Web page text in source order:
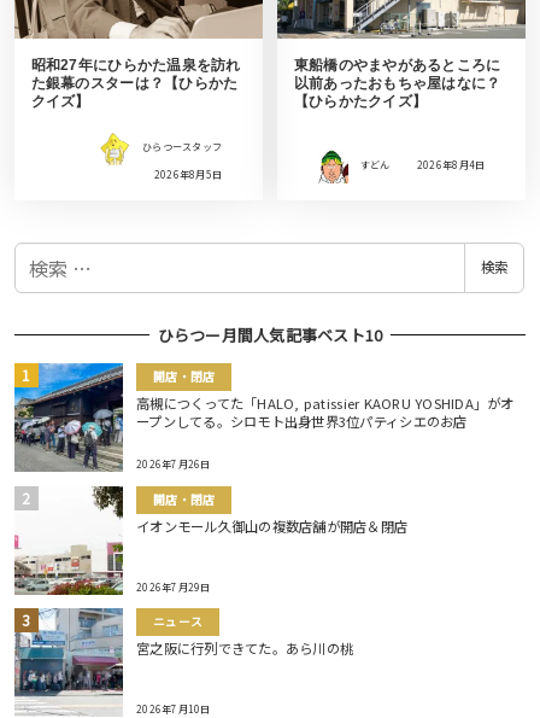
昭和27年にひらかた温泉を訪れ
た銀幕のスターは？【ひらかた
クイズ】
ひらつースタッフ
2026年8月5日
東船橋のやまやがあるところに
以前あったおもちゃ屋はなに？
【ひらかたクイズ】
すどん 2026年8月4日
検
検索
ひらつー月間人気記事ベスト10
開店・閉店
高槻につくってた「HALO, patissier KAORU YOSHIDA」がオ
ープンしてる。シロモト出身世界3位パティシエのお店
2026年7月26日
開店・閉店
イオンモール久御山の複数店舗が開店＆閉店
2026年7月29日
ニュース
宮之阪に行列できてた。あら川の桃
2026年7月10日